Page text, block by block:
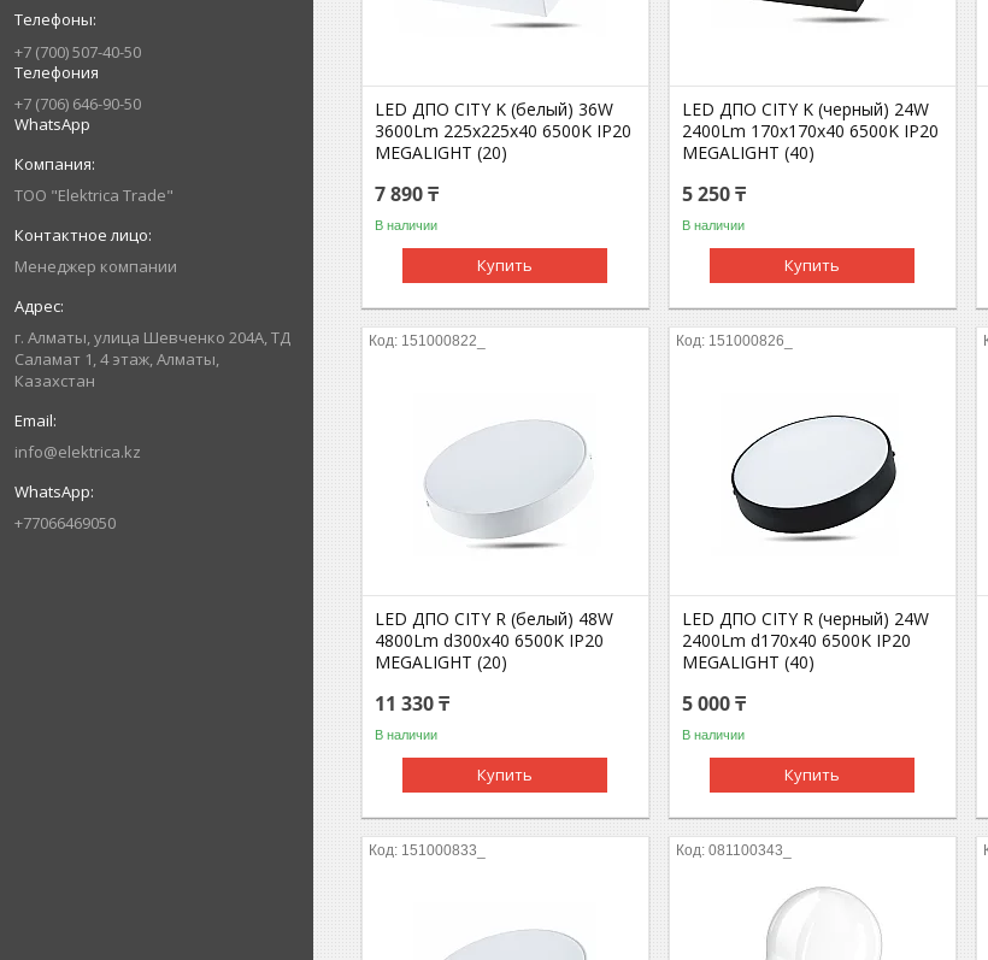
+7 (700) 507-40-50
Телефония
+7 (706) 646-90-50
WhatsApp
ТОО "Elektrica Trade"
Менеджер компании
г. Алматы, улица Шевченко 204А, ТД
Саламат 1, 4 этаж, Алматы,
Казахстан
info@elektrica.kz
+77066469050
LED ДПО CITY K (белый) 36W
3600Lm 225x225x40 6500K IP20
MEGALIGHT (20)
7 890 ₸
В наличии
Купить
LED ДПО CITY K (черный) 24W
2400Lm 170x170х40 6500K IP20
MEGALIGHT (40)
5 250 ₸
В наличии
Купить
151000822_
LED ДПО CITY R (белый) 48W
4800Lm d300х40 6500K IP20
MEGALIGHT (20)
11 330 ₸
В наличии
Купить
151000826_
LED ДПО CITY R (черный) 24W
2400Lm d170х40 6500K IP20
MEGALIGHT (40)
5 000 ₸
В наличии
Купить
151000833_ 081100343_